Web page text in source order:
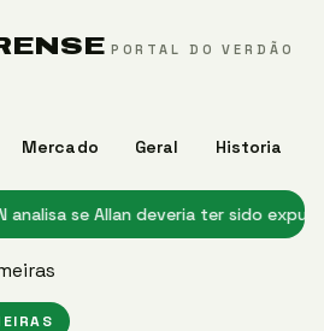
PORTAL DO VERDÃO
Mercado Geral Historia
se Allan deveria ter sido expulso em